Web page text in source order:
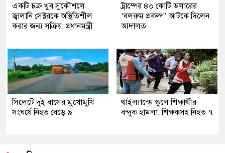
একটি চক্র খুব সুকৌশলে
জ্বালানি সেক্টরকে অস্থিতিশীল
করার জন্য সক্রিয়: প্রধানমন্ত্রী
ট্রাম্পের ৪০ কোটি ডলারের
‘বলরুম প্রকল্প’ আটকে দিলেন
আদালত
সিলেটে দুই বাসের মুখোমুখি
সংঘর্ষে নিহত বেড়ে ৯
থাইল্যান্ডে স্কুলে শিক্ষার্থীর
বন্দুক হামলা, শিক্ষকসহ নিহত ৭